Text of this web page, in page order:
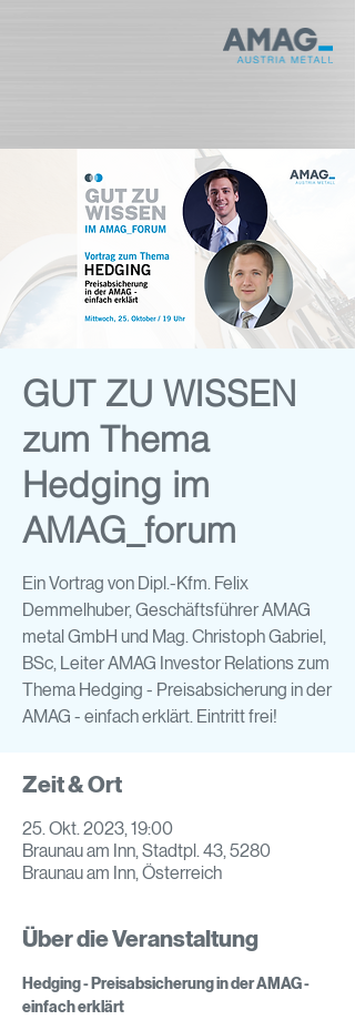
GUT ZU WISSEN
zum Thema
Hedging im
AMAG_forum
Ein Vortrag von Dipl.-Kfm. Felix
Demmelhuber, Geschäftsführer AMAG
metal GmbH und Mag. Christoph Gabriel,
BSc, Leiter AMAG Investor Relations zum
Thema Hedging - Preisabsicherung in der
AMAG - einfach erklärt. Eintritt frei!
Zeit & Ort
25. Okt. 2023, 19:00
Braunau am Inn, Stadtpl. 43, 5280
Braunau am Inn, Österreich
Über die Veranstaltung
Hedging - Preisabsicherung in der AMAG -
einfach erklärt